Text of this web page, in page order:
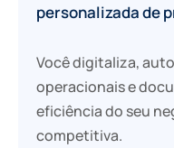
personalizada de
Você digitaliza,
operacionais e
eficiência do seu
competitiva.